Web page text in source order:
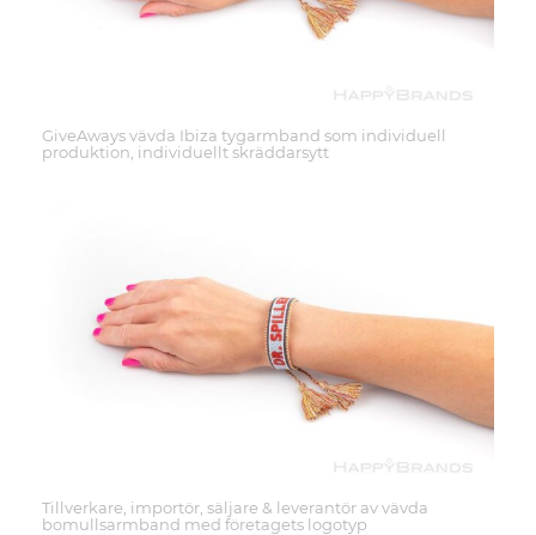
GiveAways vävda Ibiza tygarmband som individuell
produktion, individuellt skräddarsytt
Tillverkare, importör, säljare & leverantör av vävda
bomullsarmband med företagets logotyp